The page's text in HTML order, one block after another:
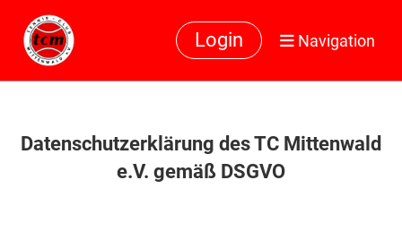
Login Navigation
Datenschutzerklärung des TC Mittenwald
e.V. gemäß DSGVO